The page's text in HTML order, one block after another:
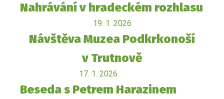
Nahrávání v hradeckém rozhlasu
19. 1. 2026
Návštěva Muzea Podkrkonoší
v Trutnově
17. 1. 2026
Beseda s Petrem Harazinem